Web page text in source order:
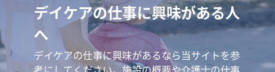
デイケアの仕事に興味がある人
へ
デイケアの仕事に興味があるなら当サイトを参